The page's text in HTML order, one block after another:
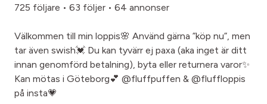
725 följare • 63 följer • 64 annonser
Välkommen till min loppis🌸 Använd gärna ”köp nu”, men
tar även swish💓 Du kan tyvärr ej paxa (aka inget är ditt
innan genomförd betalning), byta eller returnera varor✨
Kan mötas i Göteborg💕 @fluffpuffen & @fluffloppis
på insta💗